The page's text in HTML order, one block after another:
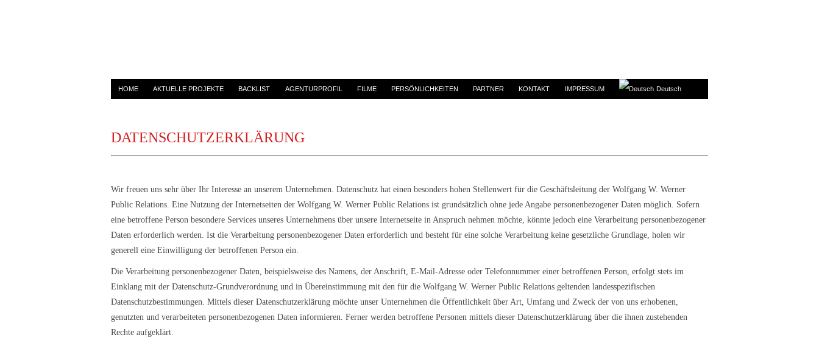
HOME AKTUELLE PROJEKTE BACKLIST AGENTURPROFIL FILME PERSÖNLICHKEITEN PARTNER KONTAKT IMPRESSUM Deutsch
DATENSCHUTZERKLÄRUNG
Wir freuen uns sehr über Ihr Interesse an unserem Unternehmen. Datenschutz hat einen besonders hohen Stellenwert für die Geschäftsleitung der Wolfgang W. Werner
Public Relations. Eine Nutzung der Internetseiten der Wolfgang W. Werner Public Relations ist grundsätzlich ohne jede Angabe personenbezogener Daten möglich. Sofern
eine betroffene Person besondere Services unseres Unternehmens über unsere Internetseite in Anspruch nehmen möchte, könnte jedoch eine Verarbeitung personenbezogener
Daten erforderlich werden. Ist die Verarbeitung personenbezogener Daten erforderlich und besteht für eine solche Verarbeitung keine gesetzliche Grundlage, holen wir
generell eine Einwilligung der betroffenen Person ein.
Die Verarbeitung personenbezogener Daten, beispielsweise des Namens, der Anschrift, E-Mail-Adresse oder Telefonnummer einer betroffenen Person, erfolgt stets im
Einklang mit der Datenschutz-Grundverordnung und in Übereinstimmung mit den für die Wolfgang W. Werner Public Relations geltenden landesspezifischen
Datenschutzbestimmungen. Mittels dieser Datenschutzerklärung möchte unser Unternehmen die Öffentlichkeit über Art, Umfang und Zweck der von uns erhobenen,
genutzten und verarbeiteten personenbezogenen Daten informieren. Ferner werden betroffene Personen mittels dieser Datenschutzerklärung über die ihnen zustehenden
Rechte aufgeklärt.